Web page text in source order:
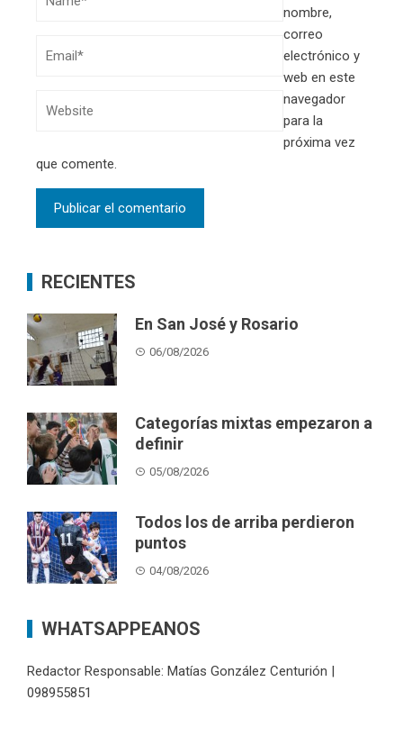
nombre,
correo
electrónico y
web en este
navegador
para la
próxima vez
que comente.
RECIENTES
En San José y Rosario
06/08/2026
Categorías mixtas empezaron a
definir
05/08/2026
Todos los de arriba perdieron
puntos
04/08/2026
WHATSAPPEANOS
Redactor Responsable: Matías González Centurión |
098955851